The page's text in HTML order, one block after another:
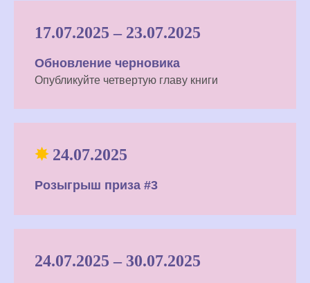
17.07.2025 – 23.07.2025
Обновление черновика
Опубликуйте четвертую главу книги
✸ 24.07.2025
Розыгрыш приза #3
24.07.2025 – 30.07.2025